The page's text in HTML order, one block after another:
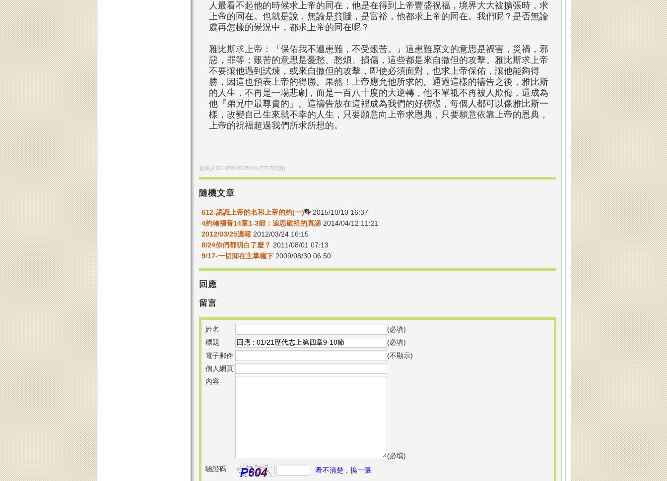
人最看不起他的時候求上帝的同在，他是在得到上帝豐盛祝福，境界大大被擴張時，求
上帝的同在。也就是說，無論是貧賤，是富裕，他都求上帝的同在。我們呢？是否無論
處再怎樣的景況中，都求上帝的同在呢？
雅比斯求上帝：『保佑我不遭患難，不受艱苦。』這患難原文的意思是禍害，災禍，邪
惡，罪等；艱苦的意思是憂愁、愁煩、損傷，這些都是來自撒但的攻擊。雅比斯求上帝
不要讓他遇到試煉，或來自撒但的攻擊，即使必須面對，也求上帝保佑，讓他能夠得
勝，因這也預表上帝的得勝。果然！上帝應允他所求的。通過這樣的禱告之後，雅比斯
的人生，不再是一場悲劇，而是一百八十度的大逆轉，他不單祗不再被人欺侮，還成為
他『弟兄中最尊貴的」。這禱告放在這裡成為我們的好榜樣，每個人都可以像雅比斯一
樣，改變自己生來就不幸的人生，只要願意向上帝求恩典，只要願意依靠上帝的恩典，
上帝的祝福超過我們所求所想的。
發表於2014/01/20 05:44(7767閱讀)
隨機文章
612-認識上帝的名和上帝的約(一)
2015/10/10 16:37
4約翰福音14章1-3節：追思敬祖的真諦2014/04/12 11:21
2012/03/25週報 2012/03/24 16:15
8/24你們都明白了麼？ 2011/08/01 07:13
9/17-一切卸在主掌權下2009/08/30 06:50
回應
留言
姓名
(必填)
標題
(必填)
電子郵件
(不顯示)
個人網頁
內容
(必填)
驗證碼
看不清楚，換一張